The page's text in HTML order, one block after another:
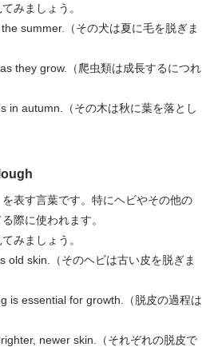
みましょう。
summer.（その犬は夏に毛を脱ぎま
they grow.（爬虫類は成長するにつれ
autumn.（その木は秋に葉を落とし
を表す言葉です。特にヘビやその他の
際に使われます。
みましょう。
skin.（そのヘビは古い皮を脱ぎま
is essential for growth.（脱皮の過程は
newer skin.（それぞれの脱皮で